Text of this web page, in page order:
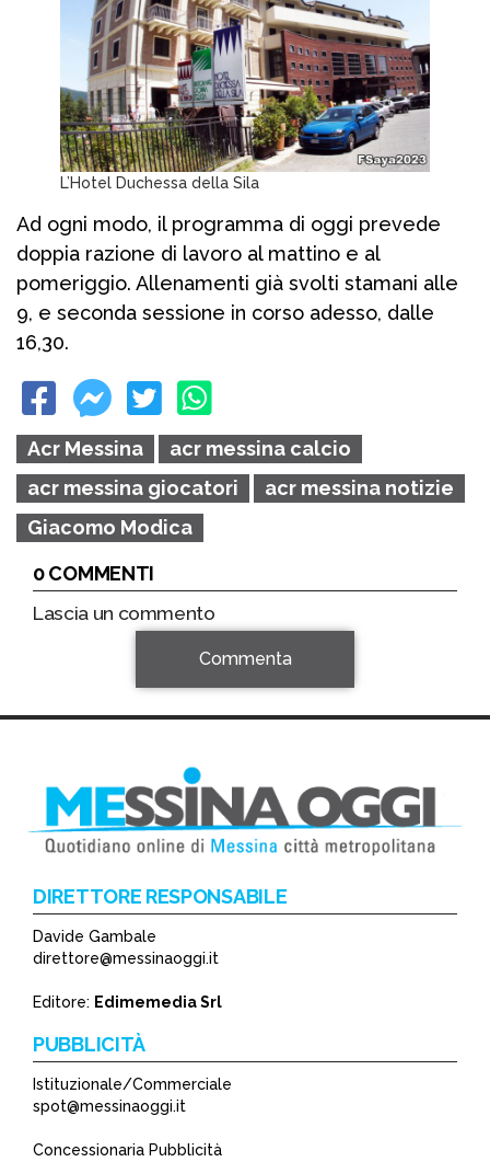
L’Hotel Duchessa della Sila
Ad ogni modo, il programma di oggi prevede
doppia razione di lavoro al mattino e al
pomeriggio. Allenamenti già svolti stamani alle
9, e seconda sessione in corso adesso, dalle
16,30.
Acr Messina
acr messina calcio
acr messina giocatori
acr messina notizie
Giacomo Modica
0 COMMENTI
Lascia un commento
*
Commenta
DIRETTORE RESPONSABILE
Davide Gambale
direttore@messinaoggi.it
Editore: Edimemedia Srl
PUBBLICITÀ
Istituzionale/Commerciale
spot@messinaoggi.it
Concessionaria Pubblicità